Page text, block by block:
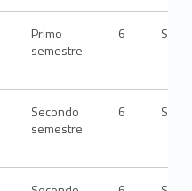
Primo
semestre
6 SPS/
Secondo
semestre
6 SPS/